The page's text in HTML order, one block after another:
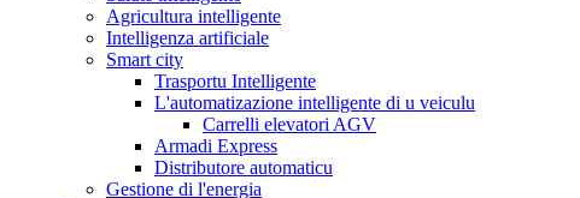
Agricultura intelligente
Intelligenza artificiale
Smart city
Trasportu Intelligente
L'automatizazione intelligente di u veiculu
Carrelli elevatori AGV
Armadi Express
Distributore automaticu
Gestione di l'energia